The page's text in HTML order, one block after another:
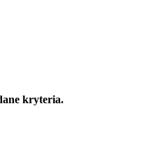
kryteria.